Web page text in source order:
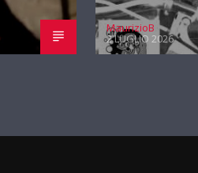
MaurizioB
2 LUGLIO 2026